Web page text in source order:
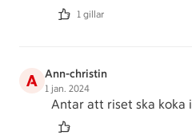
1 gillar
A Ann-christin
1 jan. 2024
Antar att riset ska koka